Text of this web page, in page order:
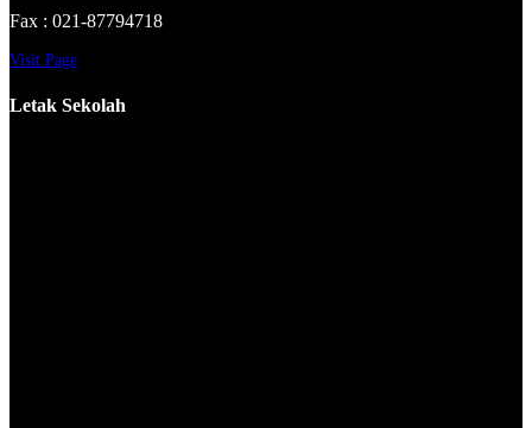
Fax : 021-87794718
Visit Page
Letak Sekolah